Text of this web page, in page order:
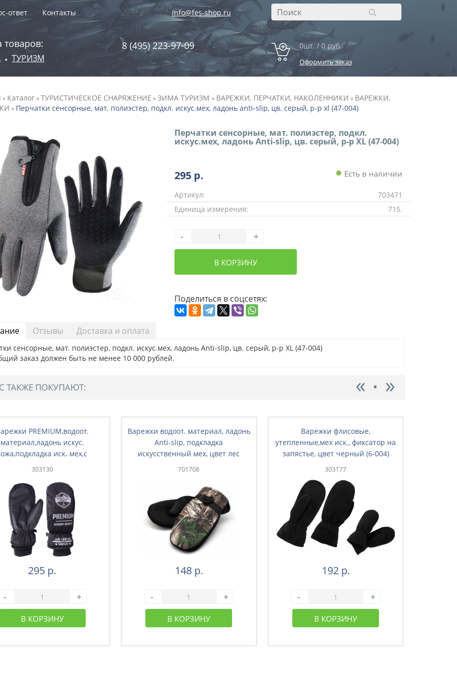
ответ Контакты info@fes-shop.ru
товаров:
• ТУРИЗМ
8 (495) 223-97-09 0шт. / 0 руб.
Оформить заказ
» Каталог»ТУРИСТИЧЕСКОЕ СНАРЯЖЕНИЕ »ЗИМА ТУРИЗМ » ВАРЕЖКИ, ПЕРЧАТКИ, НАКОЛЕННИКИ » ВАРЕЖКИ,
» Перчатки сенсорные, мат. полиэстер, подкл. искус.мех, ладонь anti-slip, цв. серый, р-р xl (47-004)
Перчатки сенсорные, мат. полиэстер, подкл.
искус.мех, ладонь Anti-slip, цв. серый, р-р XL (47-004)
295 р. Есть в наличии
Артикул:
703471
Единица измерения:
715.
- +
В КОРЗИНУ
Поделиться в соцсетях:
Отзывы Доставка и оплата
сенсорные, мат. полиэстер, подкл. искус.мех, ладонь Anti-slip, цв. серый, р-р XL (47-004)
заказ должен быть не менее 10 000 рублей.
ТАКЖЕ ПОКУПАЮТ:
PREMIUM,водоот.
материал,ладонь искус.
иск. мех,с
цв.черн(3-003)
303130
295 р.
- +
В КОРЗИНУ
Варежки водоот. материал, ладонь
Anti-slip, подкладка
искусственный мех, цвет лес
701708
148 р.
- +
В КОРЗИНУ
Варежки флисовые,
утепленные,мех иск., фиксатор на
запястье, цвет черный (6-004)
303177
192 р.
- +
В КОРЗИНУ